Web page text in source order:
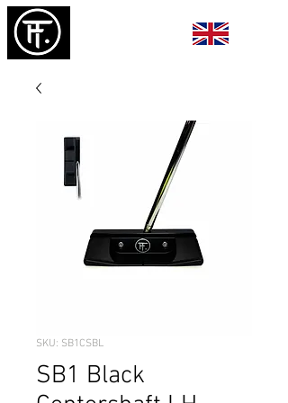
SKU: SB1CSBL
SB1 Black